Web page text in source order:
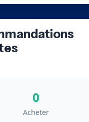
0
Acheter